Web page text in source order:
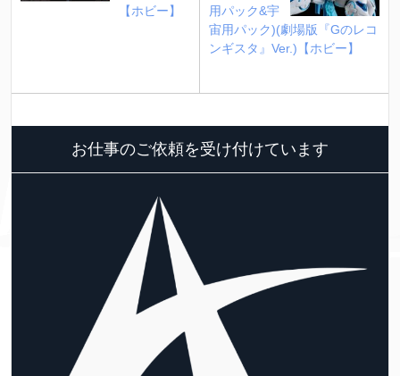
【ホビー】
用パック&宇
宙用パック)(劇場版『Gのレコ
ンギスタ』Ver.)【ホビー】
お仕事のご依頼を受け付けています